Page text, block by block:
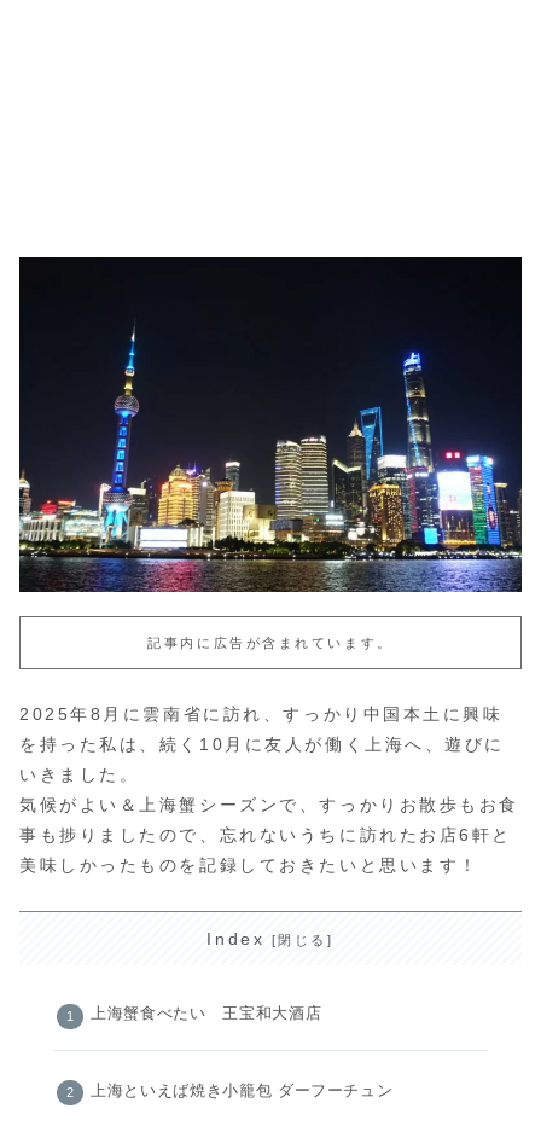
記事内に広告が含まれています。
2025年8月に雲南省に訪れ、すっかり中国本土に興味
を持った私は、続く10月に友人が働く上海へ、遊びに
いきました。
気候がよい＆上海蟹シーズンで、すっかりお散歩もお食
事も捗りましたので、忘れないうちに訪れたお店6軒と
美味しかったものを記録しておきたいと思います！
Index
上海蟹食べたい 王宝和大酒店
上海といえば焼き小籠包 ダーフーチュン